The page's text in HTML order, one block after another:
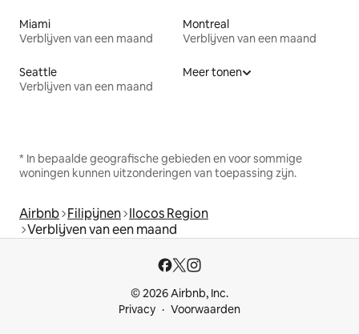
Miami
Verblijven van een maand
Montreal
Verblijven van een maand
Seattle
Verblijven van een maand
Meer tonen
* In bepaalde geografische gebieden en voor sommige
woningen kunnen uitzonderingen van toepassing zijn.
Airbnb Filipijnen Ilocos Region
Verblijven van een maand
© 2026 Airbnb, Inc.
Privacy
Voorwaarden